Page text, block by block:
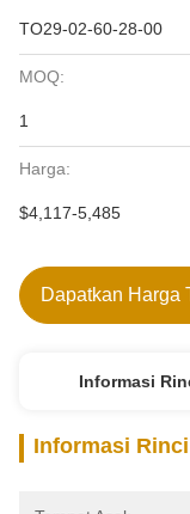
TO29-02-60-28-00
MOQ:
1
Harga:
$4,117-5,485
Dapatkan Harga
Informasi
Informasi Rinci